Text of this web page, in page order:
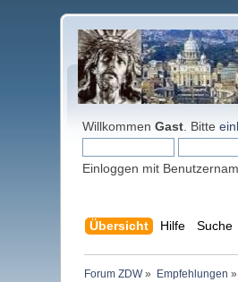
WillkommenGast . Bitte
Einloggen mit
Übersicht Hilfe Suche
Forum ZDW» Empfehlungen »